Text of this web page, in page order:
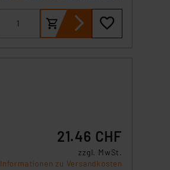
21.46 CHF
zzgl. MwSt.
Informationen zu Versandkosten